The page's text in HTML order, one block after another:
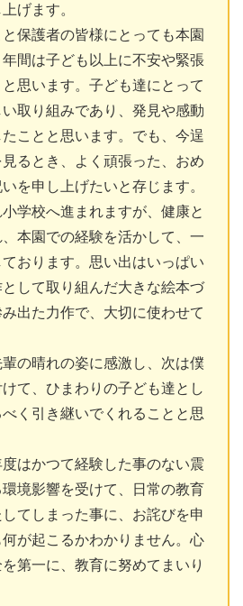
げます。
保護者の皆様にとっても本園
間は子ども以上に不安や緊張
思います。子ども達にとって
取り組みであり、発見や感動
ことと思います。でも、今逞
るとき、よく頑張った、おめ
を申し上げたいと存じます。
学校へ進まれますが、健康と
本園での経験を活かして、一
おります。思い出はいっぱい
して取り組んだ大きな絵本づ
出た力作で、大切に使わせて
の晴れの姿に感激し、次は僕
て、ひまわりの子ども達とし
く引き継いでくれることと思
はかつて経験した事のない震
境影響を受けて、日常の教育
てしまった事に、お詫びを申
が起こるかわかりません。心
第一に、教育に努めてまいり